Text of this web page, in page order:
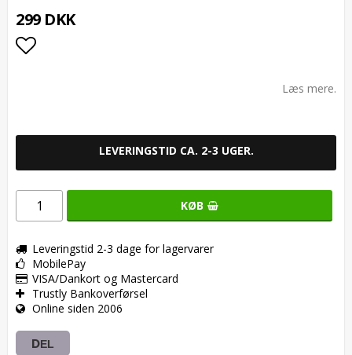
299 DKK
Læs mere.
LEVERINGSTID CA. 2-3 UGER.
KØB
Leveringstid 2-3 dage for lagervarer
MobilePay
VISA/Dankort og Mastercard
Trustly Bankoverførsel
Online siden 2006
DEL